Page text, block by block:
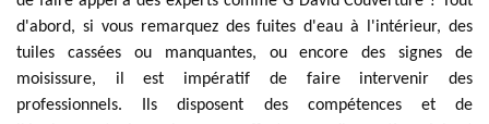
d'abord, si vous remarquez des fuites d'eau à l'intérieur, des
tuiles cassées ou manquantes, ou encore des signes de
moisissure, il est impératif de faire intervenir des
professionnels. Ils disposent des compétences et de